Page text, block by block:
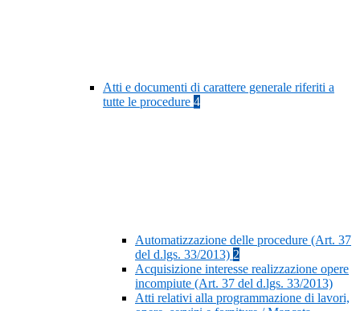
Atti e documenti di carattere generale riferiti a
tutte le procedure 4
Automatizzazione delle procedure (Art. 37
del d.lgs. 33/2013) 2
Acquisizione interesse realizzazione opere
incompiute (Art. 37 del d.lgs. 33/2013)
Atti relativi alla programmazione di lavori,